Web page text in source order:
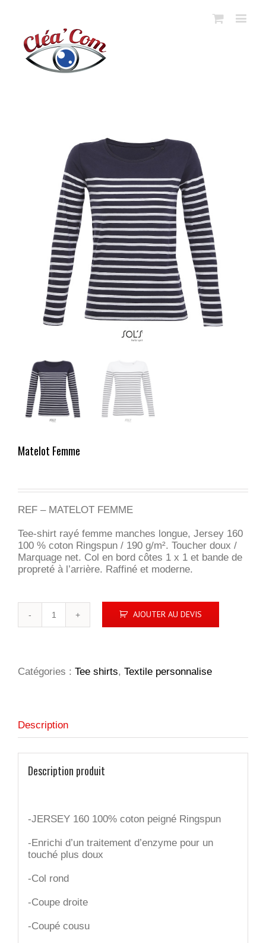
Matelot Femme
REF – MATELOT FEMME
Tee-shirt rayé femme manches longue, Jersey 160
100 % coton Ringspun / 190 g/m². Toucher doux /
Marquage net. Col en bord côtes 1 x 1 et bande de
propreté à l’arrière. Raffiné et moderne.
AJOUTER AU DEVIS
Catégories : Tee shirts, Textile personnalise
Description
Description produit
-JERSEY 160 100% coton peigné Ringspun
-Enrichi d’un traitement d’enzyme pour un
touché plus doux
-Col rond
-Coupe droite
-Coupé cousu